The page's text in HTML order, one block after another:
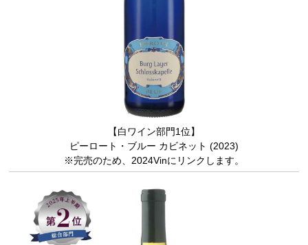
【白ワイン部門1位】
ピーロート・ブルー カビネット (2023)
※完売のため、2024Vinにリンクします。